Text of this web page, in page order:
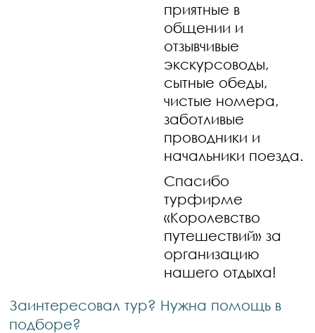
приятные в
общении и
отзывчивые
экскурсоводы,
сытные обеды,
чистые номера,
заботливые
проводники и
начальники поезда.
Спасибо
турфирме
«Королевство
путешествий» за
организацию
нашего отдыха!
Заинтересовал тур? Нужна помощь в
подборе?